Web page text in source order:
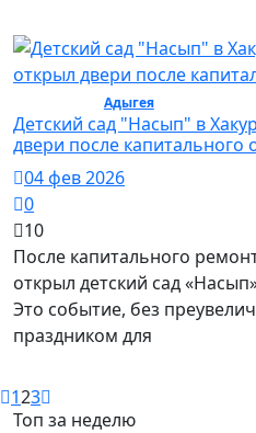
Адыгея/ Общество
Детский сад "Насып" в
двери после капитального
04 фев 2026
0
10
После капитального
открыл детский сад
Это событие, без
праздником для
123
Топ за неделю